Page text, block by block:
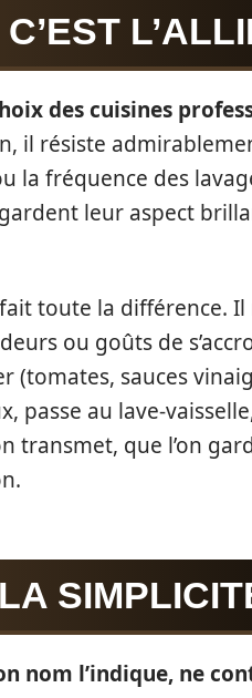
des cuisines
il résiste
la fréquence des
leur aspect
toute la différence.
ou goûts de
sauces
passe au lave-
transmet, que l’on
nom l’indique, ne